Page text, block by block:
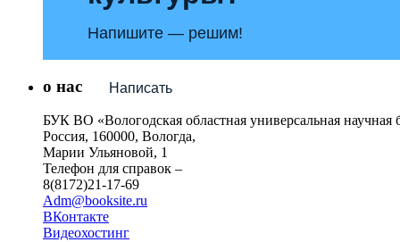
Напишите — решим!
Написать
о нас
БУК ВО «Вологодская областная универсальная научная
Россия, 160000, Вологда,
Марии Ульяновой, 1
Телефон для справок –
8(8172)21-17-69
Adm@booksite.ru
ВКонтакте
Видеохостинг